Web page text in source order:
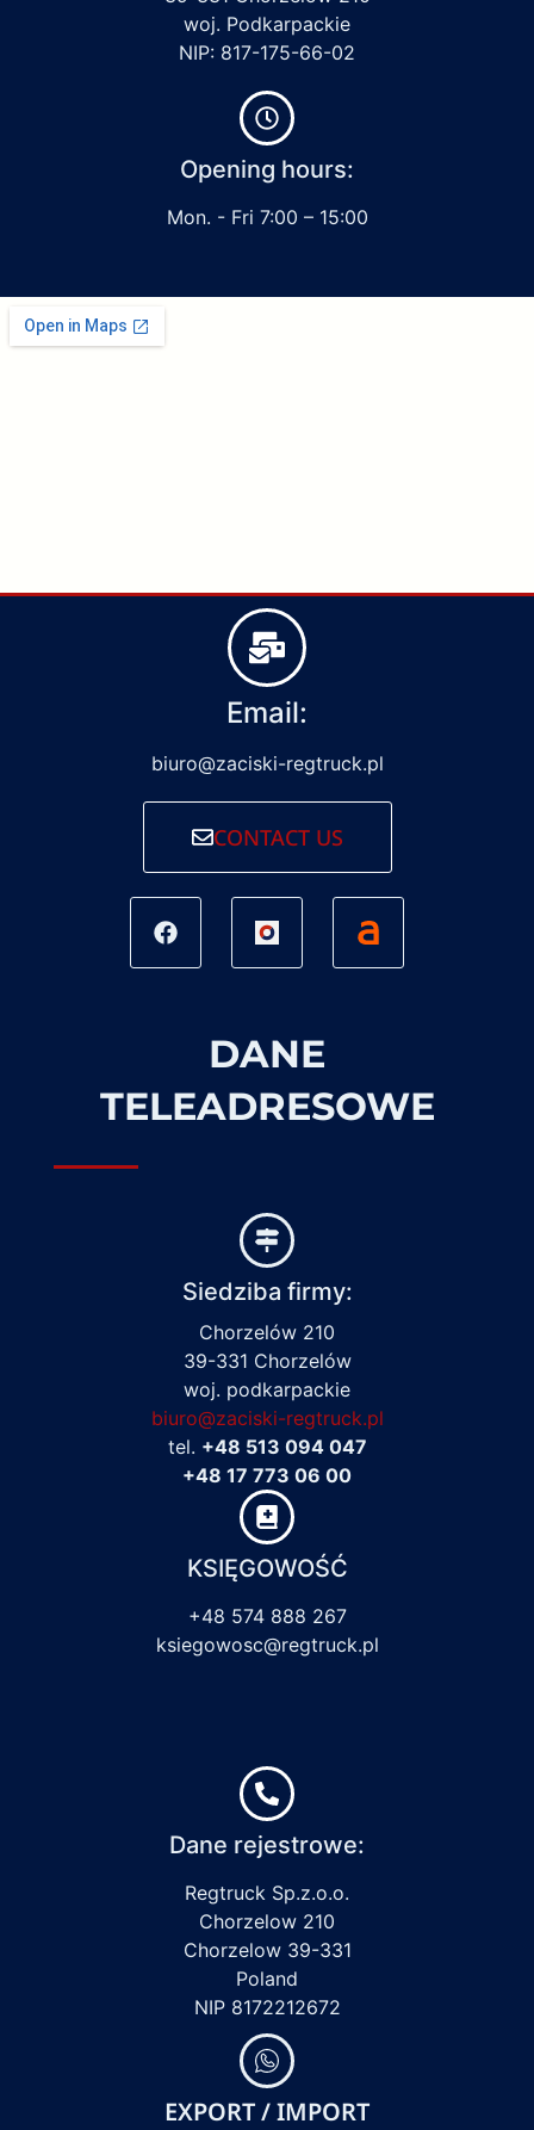
woj. Podkarpackie
NIP: 817-175-66-02
Opening hours:
Mon. - Fri 7:00 – 15:00
Email:
biuro@zaciski-regtruck.pl
CONTACT US
DANE
TELEADRESOWE
Siedziba firmy:
Chorzelów 210
39-331 Chorzelów
woj. podkarpackie
biuro@zaciski-regtruck.pl
tel. +48 513 094 047
+48 17 773 06 00
KSIĘGOWOŚĆ
+48 574 888 267
ksiegowosc@regtruck.pl
Dane rejestrowe:
Regtruck Sp.z.o.o.
Chorzelow 210
Chorzelow 39-331
Poland
NIP 8172212672
EXPORT / IMPORT